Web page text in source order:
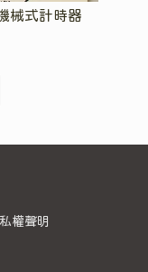
械式計時器
權聲明